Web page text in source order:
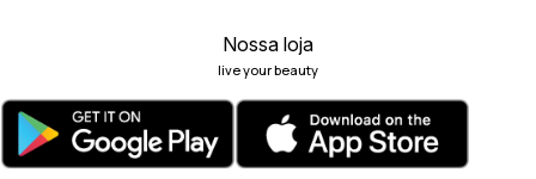
Nossa loja
live your beauty